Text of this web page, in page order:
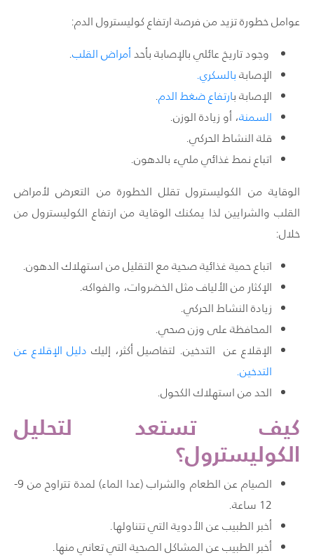
عوامل خطورة تزيد من فرصة ارتفاع كوليسترول الدم:
وجود تاريخ عائلي بالإصابة بأحدأمراض القلب.
الإصابة بالسكري.
الإصابة بارتفاع ضغط الدم.
السمنة، أو زيادة الوزن.
قلة النشاط الحركي.
اتباع نمط غذائي مليء بالدهون.
الوقاية من الكوليسترول تقلل الخطورة من التعرض لأمراض
القلب والشرايين لذا يمكنك الوقاية من ارتفاع الكوليسترول من
خلال:
اتباع حمية غذائية صحية مع التقليل من استهلاك الدهون.
الإكثار من الألياف مثل الخضروات، والفواكه.
زيادة النشاط الحركي.
المحافظة على وزن صحي.
الإقلاع عن التدخين. لتفاصيل أكثر، إليك دليل الإقلاع عن
التدخين.
الحد من استهلاك الكحول.
كيف تستعد لتحليل
الكوليسترول؟
الصيام عن الطعام والشراب (عدا الماء) لمدة تتراوح من 9-
12 ساعة.
أخبر الطبيب عن الأدوية التي تتناولها.
أخبر الطبيب عن المشاكل الصحية التي تعاني منها.